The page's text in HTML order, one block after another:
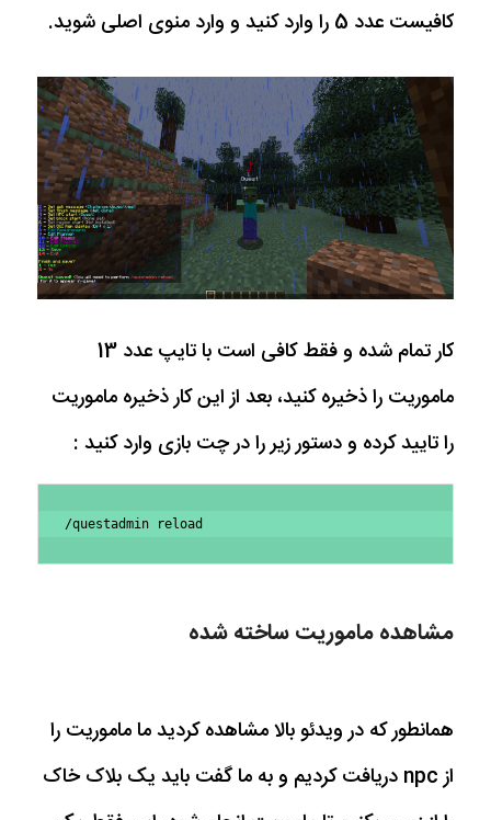
کافیست عدد 5 را وارد کنید و وارد منوی اصلی شوید.
کار تمام شده و فقط کافی است با تایپ عدد 13
ماموریت را ذخیره کنید، بعد از این کار ذخیره ماموریت
را تایید کرده و دستور زیر را در چت بازی وارد کنید :
/questadmin reload
مشاهده ماموریت ساخته شده
همانطور که در ویدئو بالا مشاهده کردید ما ماموریت را
از npc دریافت کردیم و به ما گفت باید یک بلاک خاک